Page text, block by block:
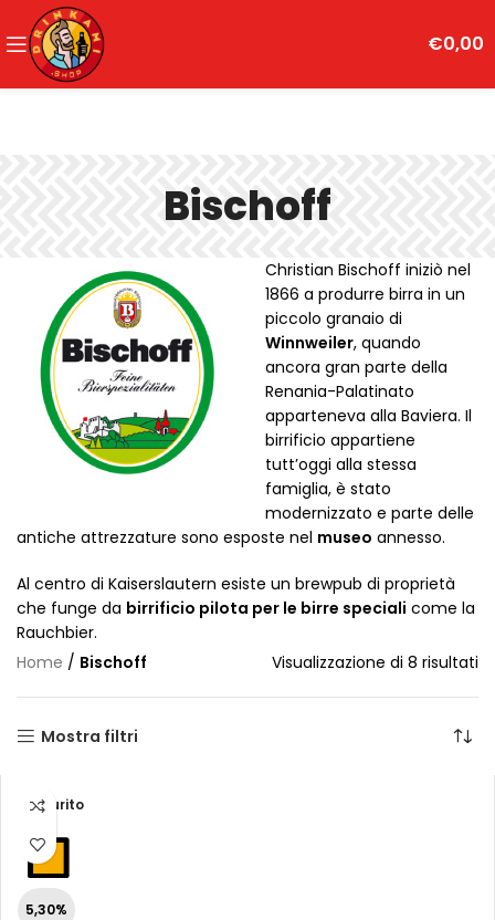
€0,00
Bischoff
Christian Bischoff iniziò nel
1866 a produrre birra in un
piccolo granaio di
Winnweiler, quando
ancora gran parte della
Renania-Palatinato
apparteneva alla Baviera. Il
birrificio appartiene
tutt’oggi alla stessa
famiglia, è stato
modernizzato e parte delle
antiche attrezzature sono esposte nel museo annesso.
Al centro di Kaiserslautern esiste un brewpub di proprietà
che funge da birrificio pilota per le birre speciali come la
Rauchbier.
Home / Bischoff Visualizzazione di 8 risultati
Mostra filtri
Esaurito
5,30%